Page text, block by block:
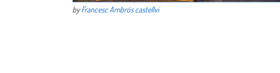
byFrancesc Ambrós castellvi